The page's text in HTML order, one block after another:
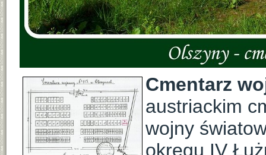
Cmentarz
austriackim
wojny
okręgu IV